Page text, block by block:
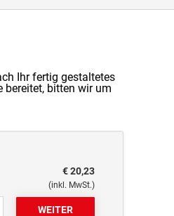
Ihr fertig gestaltetes
bereitet, bitten wir um
€ 20,23
(inkl. MwSt.)